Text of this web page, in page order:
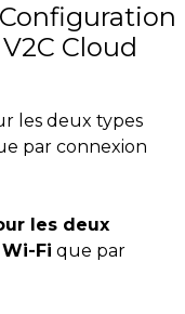
Cloud
les deux types
par connexion
les deux
Wi-Fi que par